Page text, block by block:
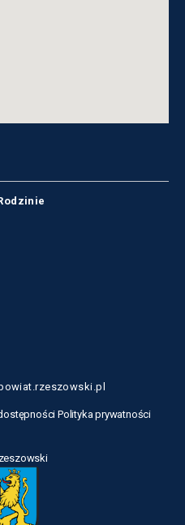
Polityka prywatności